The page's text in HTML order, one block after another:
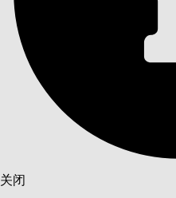
关闭